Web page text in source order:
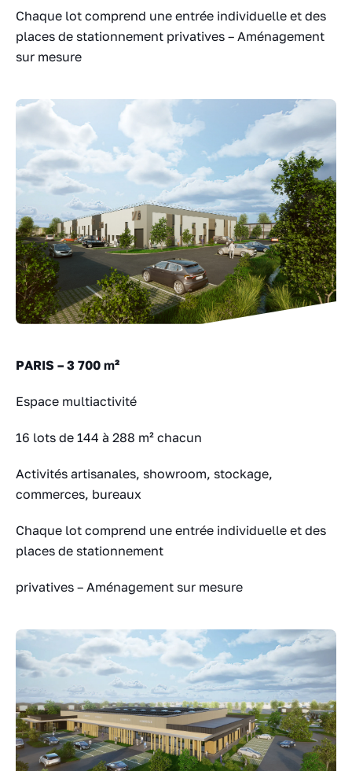
Chaque lot comprend une entrée individuelle et des
places de stationnement privatives – Aménagement
sur mesure
PARIS – 3 700 m²
Espace multiactivité
16 lots de 144 à 288 m² chacun
Activités artisanales, showroom, stockage,
commerces, bureaux
Chaque lot comprend une entrée individuelle et des
places de stationnement
privatives – Aménagement sur mesure